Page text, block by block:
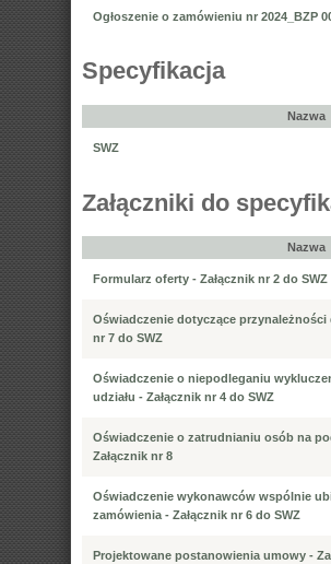
Ogłoszenie o zamówieniu nr 2024_BZP
Specyfikacja
Nazwa
SWZ
Załączniki do
Nazwa
Formularz oferty - Załącznik nr 2 do SWZ
Oświadczenie dotyczące przynależności
nr 7 do SWZ
Oświadczenie o niepodleganiu
udziału - Załącznik nr 4 do SWZ
Oświadczenie o zatrudnianiu osób na
Załącznik nr 8
Oświadczenie wykonawców wspólnie
zamówienia - Załącznik nr 6 do SWZ
Projektowane postanowienia umowy -